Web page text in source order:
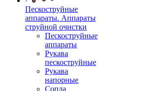
Пескоструйные
аппараты. Аппараты
струйной очистки
Пескоструйные
аппараты
Рукава
пескоструйные
Рукава
напорные
Сопла